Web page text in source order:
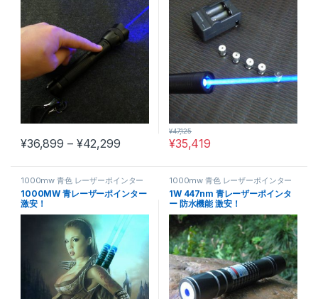
¥36,899 – ¥42,299価格帯: ¥36,899 – ¥42,299
この商品には複数のバリエーションがあります。 オプションは商
¥35,419
¥47,125
1000mw 青色 レーザーポインター
1000MW 青レーザーポインター
激安！
1000mw 青色 レーザーポインター
1W 447nm 青レーザーポインタ
ー 防水機能 激安！